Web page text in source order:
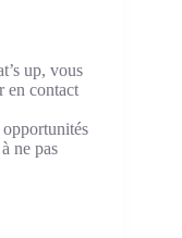
up, vous
en contact
opportunités
ne pas